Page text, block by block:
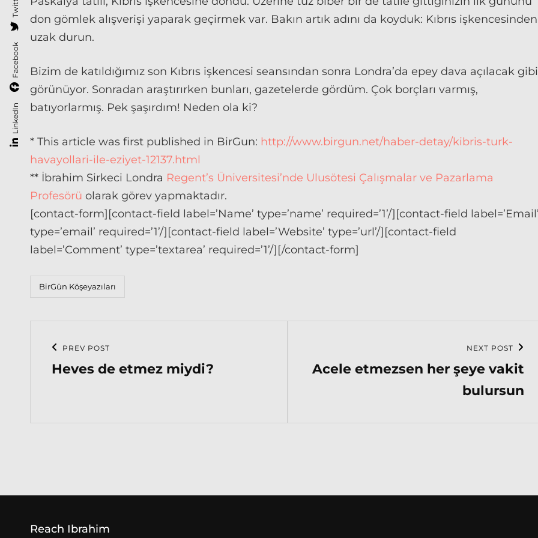
LinkedIn
Facebook
don gömlek alışverişi yaparak geçirmek var. Bakın artık adını da koyduk: Kıbrıs işkencesinden
uzak durun.
Bizim de katıldığımız son Kıbrıs işkencesi seansından sonra Londra’da epey dava açılacak gibi
görünüyor. Sonradan araştırırken bunları, gazetelerde gördüm. Çok borçları varmış,
batıyorlarmış. Pek şaşırdım! Neden ola ki?
* This article was first published in BirGun: http://www.birgun.net/haber-detay/kibris-turk-
havayollari-ile-eziyet-12137.html
** İbrahim Sirkeci Londra Regent’s Üniversitesi’nde Ulusötesi Çalışmalar ve Pazarlama
Profesörü olarak görev yapmaktadır.
[contact-form][contact-field label=’Name’ type=’name’ required=’1’/][contact-field
type=’email’ required=’1’/][contact-field label=’Website’ type=’url’/][contact-field
label=’Comment’ type=’textarea’ required=’1’/][/contact-form]
Categories
BirGün Köşeyazıları
navigation
Previous
Post
PREV POST
Heves de etmez miydi?
Post
NEXT POST
Acele etmezsen her şeye vakit
bulursun
Reach Ibrahim